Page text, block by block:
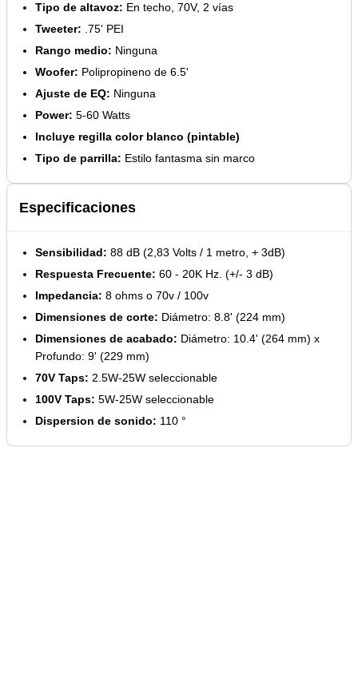
Tipo de altavoz: En techo, 70V, 2 vías
Tweeter: .75' PEI
Rango medio: Ninguna
Woofer: Polipropineno de 6.5'
Ajuste de EQ: Ninguna
Power: 5-60 Watts
Incluye regilla color blanco (pintable)
Tipo de parrilla: Estilo fantasma sin marco
Especificaciones
Sensibilidad: 88 dB (2,83 Volts / 1 metro, + 3dB)
Respuesta Frecuente: 60 - 20K Hz. (+/- 3 dB)
Impedancia: 8 ohms o 70v / 100v
Dimensiones de corte: Diámetro: 8.8' (224 mm)
Dimensiones de acabado: Diámetro: 10.4' (264 mm) x
Profundo: 9' (229 mm)
70V Taps: 2.5W-25W seleccionable
100V Taps: 5W-25W seleccionable
Dispersion de sonido: 110 °